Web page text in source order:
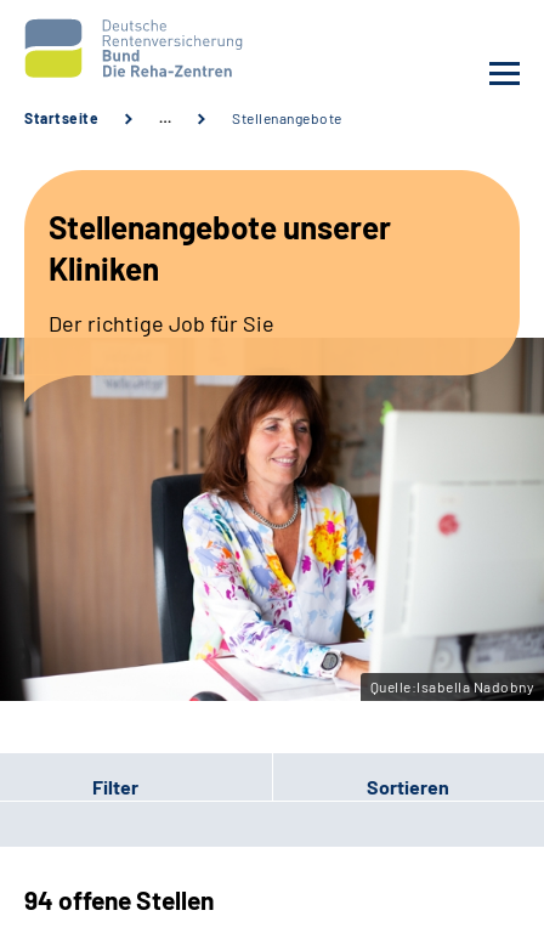
Unsere Kliniken
Sozialdienste & Zuweisende
Erweiterte Suche
Gebärdensprache
Leichte Sprache
Startseite … Stellenangebote
Stellenangebote unserer
Kliniken
Der richtige Job für Sie
Quelle:Isabella Nadobny
Filter Sortieren
94 offene Stellen